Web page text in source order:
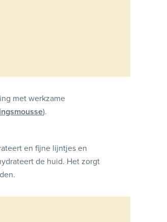
met werkzame
).
en fijne lijntjes en
de huid. Het zorgt